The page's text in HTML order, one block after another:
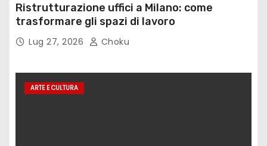
l
i
Ristrutturazione uffici a Milano: come
trasformare gli spazi di lavoro
Lug 27, 2026 Choku
ARTE E CULTURA